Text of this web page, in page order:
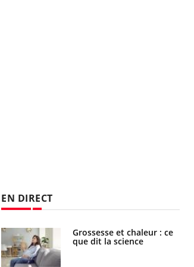
EN DIRECT
Grossesse et chaleur : ce
que dit la science